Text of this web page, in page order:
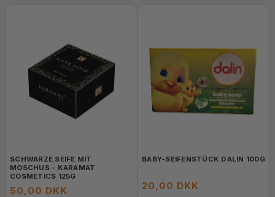
SCHWARZE SEIFE MIT
MOSCHUS - KARAMAT
COSMETICS 125G
50,00 DKK
BABY-SEIFENSTÜCK DALIN 100G
20,00 DKK